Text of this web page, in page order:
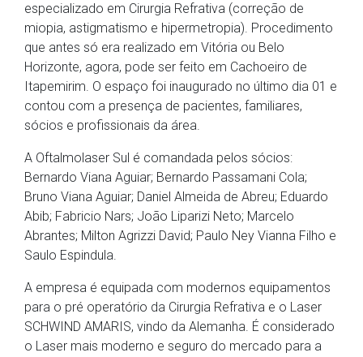
especializado em Cirurgia Refrativa (correção de
miopia, astigmatismo e hipermetropia). Procedimento
que antes só era realizado em Vitória ou Belo
Horizonte, agora, pode ser feito em Cachoeiro de
Itapemirim. O espaço foi inaugurado no último dia 01 e
contou com a presença de pacientes, familiares,
sócios e profissionais da área.
A Oftalmolaser Sul é comandada pelos sócios:
Bernardo Viana Aguiar; Bernardo Passamani Cola;
Bruno Viana Aguiar; Daniel Almeida de Abreu; Eduardo
Abib; Fabricio Nars; João Liparizi Neto; Marcelo
Abrantes; Milton Agrizzi David; Paulo Ney Vianna Filho e
Saulo Espindula.
A empresa é equipada com modernos equipamentos
para o pré operatório da Cirurgia Refrativa e o Laser
SCHWIND AMARIS, vindo da Alemanha. É considerado
o Laser mais moderno e seguro do mercado para a